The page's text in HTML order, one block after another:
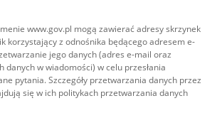
www.gov.pl mogą zawierać adresy skrzynek
korzystający z odnośnika będącego adresem e-
jego danych (adres e-mail oraz
danych w wiadomości) w celu przesłania
pytania. Szczegóły przetwarzania danych przez
się w ich politykach przetwarzania danych